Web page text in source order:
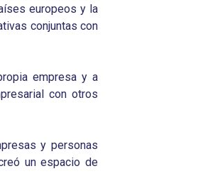
europeos y la
conjuntas con
empresa y a
con otros
y personas
un espacio de